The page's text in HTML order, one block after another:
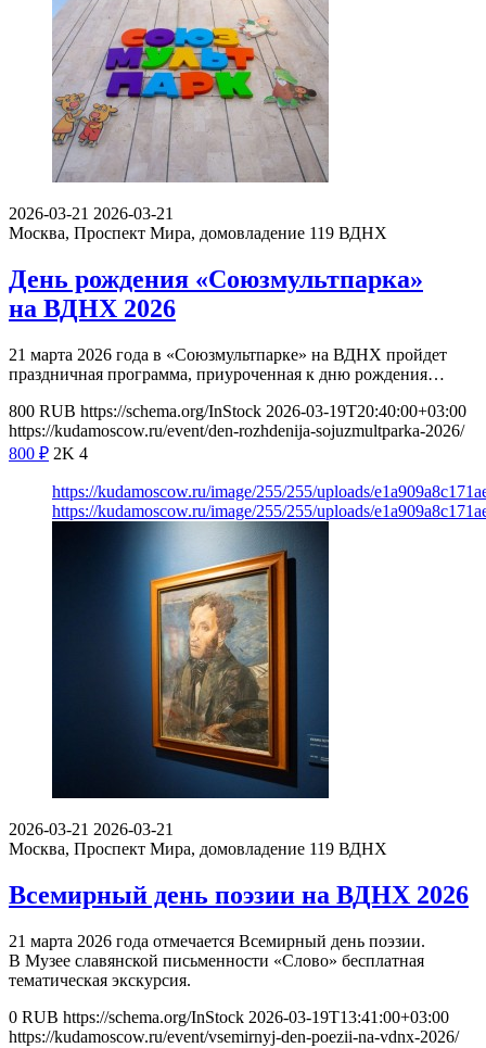
2026-03-21 2026-03-21
Москва, Проспект Мира, домовладение 119 ВДНХ
День рождения «Союзмультпарка»
на ВДНХ 2026
21 марта 2026 года в «Союзмультпарке» на ВДНХ пройдет
праздничная программа, приуроченная к дню рождения…
800 RUB https://schema.org/InStock 2026-03-19T20:40:00+03:00
https://kudamoscow.ru/event/den-rozhdenija-sojuzmultparka-2026/
800 ₽ 2K 4
https://kudamoscow.ru/image/255/255/uploads/
https://kudamoscow.ru/image/255/255/uploads/
2026-03-21 2026-03-21
Москва, Проспект Мира, домовладение 119 ВДНХ
Всемирный день поэзии на ВДНХ 2026
21 марта 2026 года отмечается Всемирный день поэзии.
В Музее славянской письменности «Слово» бесплатная
тематическая экскурсия.
0 RUB https://schema.org/InStock 2026-03-19T13:41:00+03:00
https://kudamoscow.ru/event/vsemirnyj-den-poezii-na-vdnx-2026/